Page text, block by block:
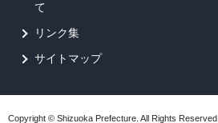
て
リンク集
サイトマップ
Copyright © Shizuoka Prefecture. All Rights Reserved.